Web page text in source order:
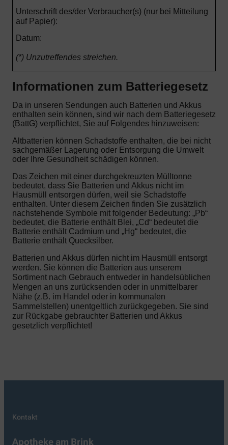
Unterschrift des/der Verbraucher(s) (nur bei Mitteilung
auf Papier):
Datum:
(*) Unzutreffendes streichen.
Informationen zum Batteriegesetz
Da in unseren Sendungen auch Batterien und Akkus
enthalten sein können, sind wir nach dem Batteriegesetz
(BattG) verpflichtet, Sie auf Folgendes hinzuweisen:
Altbatterien können Schadstoffe enthalten, die bei nicht
sachgemäßer Lagerung oder Entsorgung die Umwelt
oder Ihre Gesundheit schädigen können.
Das Zeichen mit einer durchgekreuzten Mülltonne
bedeutet, dass Sie Batterien und Akkus nicht im
Hausmüll entsorgen dürfen, weil sie Schadstoffe
enthalten. Unter diesem Zeichen finden Sie zusätzlich
nachstehende Symbole mit folgender Bedeutung: „Pb“
bedeutet, die Batterie enthält Blei, „Cd“ bedeutet die
Batterie enthält Cadmium und „Hg“ bedeutet, die
Batterie enthält Quecksilber.
Batterien und Akkus dürfen nicht im Hausmüll entsorgt
werden. Sie können die Batterien aus unserem
Sortiment nach Gebrauch entweder in handelsüblichen
Mengen an uns zurücksenden oder in unmittelbarer
Nähe (z.B. im Handel oder in kommunalen
Sammelstellen) unentgeltlich zurückgegeben. Sie sind
zur Rückgabe gebrauchter Batterien und Akkus
gesetzlich verpflichtet!
Kontakt
Apotheke am Brink